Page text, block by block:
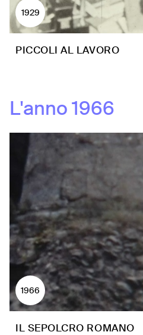
1929
PICCOLI AL LAVORO
L'anno1966
1966
IL SEPOLCRO ROMANO